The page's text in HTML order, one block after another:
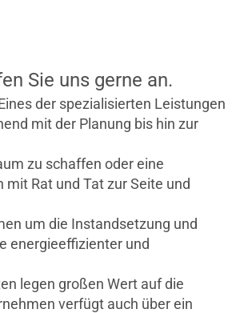
Sie uns gerne an.
der spezialisierten Leistungen
mit der Planung bis hin zur
zu schaffen oder eine
Rat und Tat zur Seite und
um die Instandsetzung und
energieeffizienter und
legen großen Wert auf die
verfügt auch über ein